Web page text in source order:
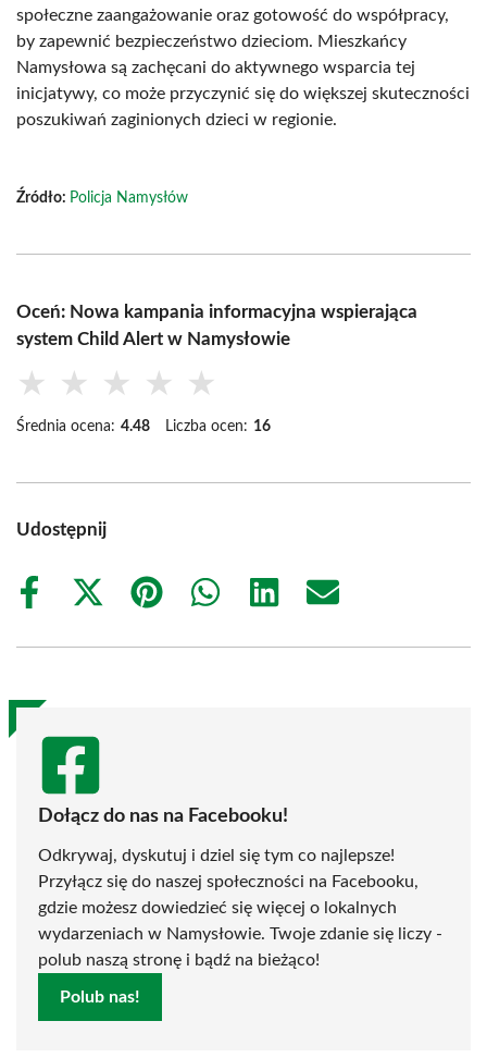
społeczne zaangażowanie oraz gotowość do współpracy,
by zapewnić bezpieczeństwo dzieciom. Mieszkańcy
Namysłowa są zachęcani do aktywnego wsparcia tej
inicjatywy, co może przyczynić się do większej skuteczności
poszukiwań zaginionych dzieci w regionie.
Źródło: Policja Namysłów
Oceń: Nowa kampania informacyjna wspierająca
system Child Alert w Namysłowie
★ ★ ★ ★ ★
Średnia ocena: 4.48 Liczba ocen: 16
Udostępnij
Share
Share
(Twitter)
Share
Share
Share
Share
Dołącz do nas na Facebooku!
Odkrywaj, dyskutuj i dziel się tym co najlepsze!
Przyłącz się do naszej społeczności na Facebooku,
gdzie możesz dowiedzieć się więcej o lokalnych
wydarzeniach w Namysłowie. Twoje zdanie się liczy -
polub naszą stronę i bądź na bieżąco!
Polub nas!